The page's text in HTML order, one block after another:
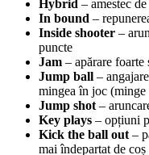
Hybrid – amestec
In bound –
Inside shooter –
puncte
Jam – apărare foarte
Jump ball –
mingea în joc (minge
Jump shot –
Key plays – opțiuni
Kick the ball out –
mai îndepartat de coș